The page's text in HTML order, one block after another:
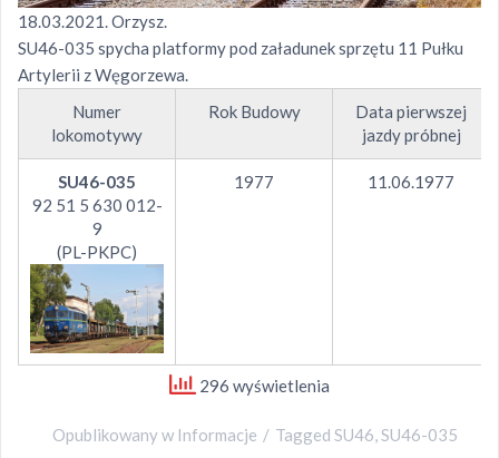
18.03.2021. Orzysz.
SU46-035 spycha platformy pod załadunek sprzętu 11 Pułku
Artylerii z Węgorzewa.
Numer
lokomotywy
Rok Budowy
Data pierwszej
jazdy próbnej
SU46-035
92 51 5 630 012-
9
(PL-PKPC)
1977 11.06.1977
296 wyświetlenia
Opublikowany w Informacje Tagged SU46,SU46-035